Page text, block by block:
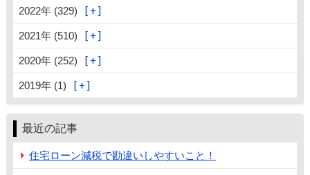
2022年 (329)
2021年 (510)
2020年 (252)
2019年 (1)
最近の記事
住宅ローン減税で勘違いしやすいこと！